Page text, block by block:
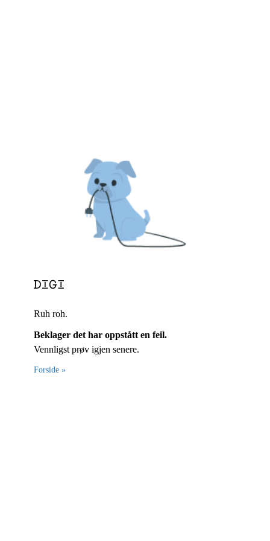
Ruh roh.
Beklager det har oppstått en feil.
Vennligst prøv igjen senere.
Forside »